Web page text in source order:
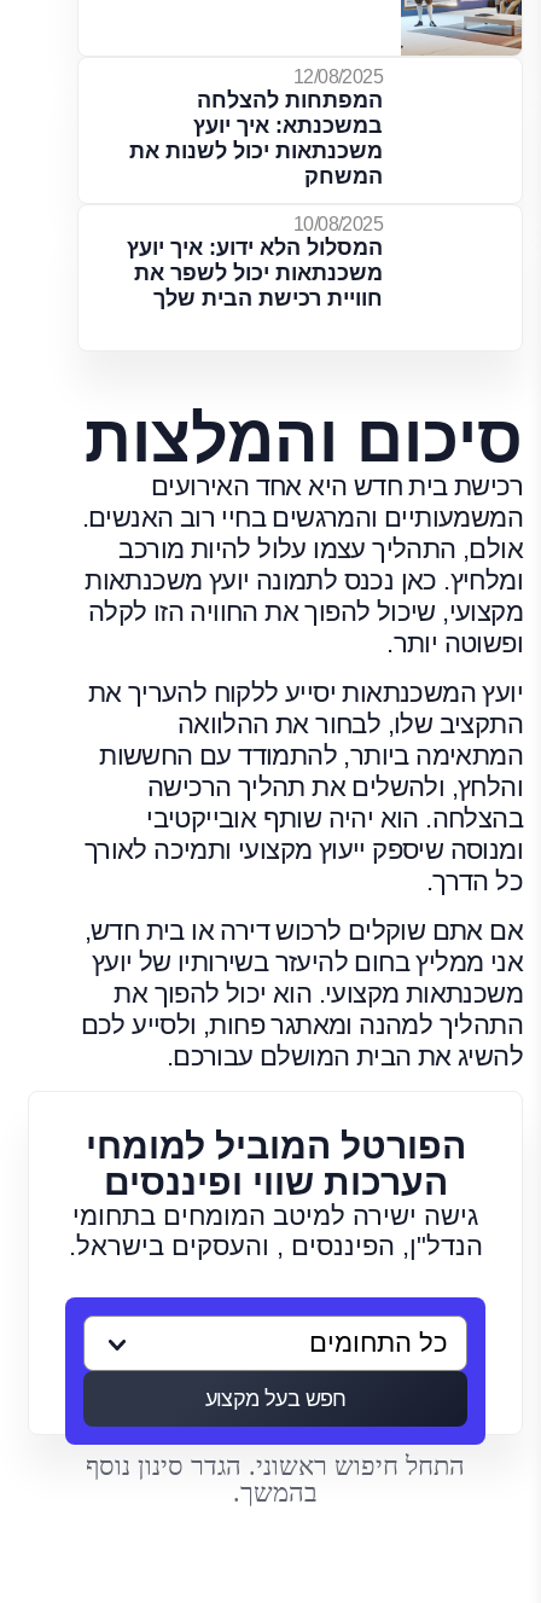
12/08/2025
המפתחות להצלחה
במשכנתא: איך יועץ
משכנתאות יכול לשנות את
המשחק
10/08/2025
המסלול הלא ידוע: איך יועץ
משכנתאות יכול לשפר את
חוויית רכישת הבית שלך
סיכום והמלצות
רכישת בית חדש היא אחד האירועים
המשמעותיים והמרגשים בחיי רוב האנשים.
אולם, התהליך עצמו עלול להיות מורכב
ומלחיץ. כאן נכנס לתמונה יועץ משכנתאות
מקצועי, שיכול להפוך את החוויה הזו לקלה
ופשוטה יותר.
יועץ המשכנתאות יסייע ללקוח להעריך את
התקציב שלו, לבחור את ההלוואה
המתאימה ביותר, להתמודד עם החששות
והלחץ, ולהשלים את תהליך הרכישה
בהצלחה. הוא יהיה שותף אובייקטיבי
ומנוסה שיספק ייעוץ מקצועי ותמיכה לאורך
כל הדרך.
אם אתם שוקלים לרכוש דירה או בית חדש,
אני ממליץ בחום להיעזר בשירותיו של יועץ
משכנתאות מקצועי. הוא יכול להפוך את
התהליך למהנה ומאתגר פחות, ולסייע לכם
להשיג את הבית המושלם עבורכם.
הפורטל המוביל למומחי
הערכות שווי ופיננסים
גישה ישירה למיטב המומחים בתחומי
הנדל"ן, הפיננסים , והעסקים בישראל.
חפש בעל מקצוע
התחל חיפוש ראשוני. הגדר סינון נוסף
בהמשך.